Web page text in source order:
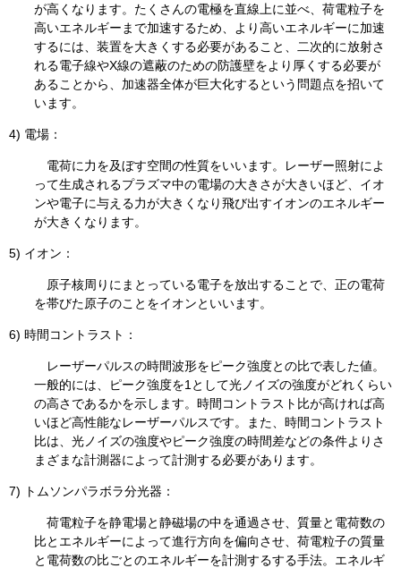
が高くなります。たくさんの電極を直線上に並べ、荷電粒子を
高いエネルギーまで加速するため、より高いエネルギーに加速
するには、装置を大きくする必要があること、二次的に放射さ
れる電子線やX線の遮蔽のための防護壁をより厚くする必要が
あることから、加速器全体が巨大化するという問題点を招いて
います。
4) 電場：
電荷に力を及ぼす空間の性質をいいます。レーザー照射によ
って生成されるプラズマ中の電場の大きさが大きいほど、イオ
ンや電子に与える力が大きくなり飛び出すイオンのエネルギー
が大きくなります。
5) イオン：
原子核周りにまとっている電子を放出することで、正の電荷
を帯びた原子のことをイオンといいます。
6) 時間コントラスト：
レーザーパルスの時間波形をピーク強度との比で表した値。
一般的には、ピーク強度を1として光ノイズの強度がどれくらい
の高さであるかを示します。時間コントラスト比が高ければ高
いほど高性能なレーザーパルスです。また、時間コントラスト
比は、光ノイズの強度やピーク強度の時間差などの条件よりさ
まざまな計測器によって計測する必要があります。
7) トムソンパラボラ分光器：
荷電粒子を静電場と静磁場の中を通過させ、質量と電荷数の
比とエネルギーによって進行方向を偏向させ、荷電粒子の質量
と電荷数の比ごとのエネルギーを計測するする手法。エネルギ